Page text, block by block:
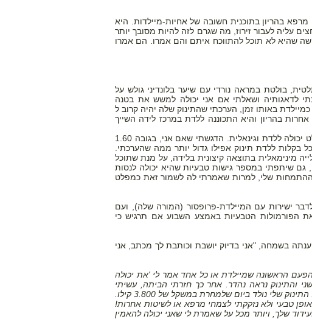
בהריון בתוכנית חשובה של אחיות-מיילדות. היא
עליה לעבור זירוז, מה שגרם לזה להיות מסובך יותר
שהיא לא תוכל להתווכח איתם והם אמרו. הם אמרו
אתלטית, בולטת במראה נורדי עם שיער בלונדיני גולש על
לדאגותיה ושאלתי אם אני יכולה למשש את בטנה
גודל העובר והמנח). בהתבסס על הבדיקה ועל ניסיון של 15 שנה כמיילדת באותו זמן, הערכתי שהתינוק שלה יהיה קרוב ל
אחרות בהריון והיא התכוננה ללדת במרכז לידה השייך
נתנתי לאינגה "שיחת מוטיבציה" והסברתי שמבחינת גודל העובר, היא בהחלט יכולה ללדת וגינאלית. הדגשתי שאם אני, בגובה 1.60
ילדתי תינוק במשקל 4 קג' ב- 4 שעות, היא תוכל בקלות ללדת תינוק אפילו גדול יותר ממה שהערכתי.
42, בהם ניתן היה לראות עלייה מינימאלית בתוצאה קיצונית בלידה, על מנת שתוכל
שיתפתי במספר גישות טבעיות שהיא יכולה לנסות
שלי, למרות שאמרתי לה לשמור זאת כמפלט
ישירות עם המיילדת-פרופסור (המורה שלה), ועם
הפורמולות הטבעיות באמצע השבוע אם תרגיש כי
בשמחה, "אני בדיוק יושבת וכותבת לך מכתב, אני
הראשונה שמיילדת או כל אחד אמר לי 'את יכולה
והתינוק נראה נהדר. אחר כך חזרתי הביתה, עשיתי
אמבטיה חמה, נחתי, ונכנסתי ללידה! בכלל לא נזדקקתי לפורמולות הטבעיות. התינוק שלי נולד ביום שלמחרת במשקל של 3.800 קילו.
עשיתי את כל זה באופן טבעי ולא נזקקתי לצמחי מרפא או לשיטות אחרות!
שלך, ויותר מכל על שאמרת לי שאני יכולה להאמין